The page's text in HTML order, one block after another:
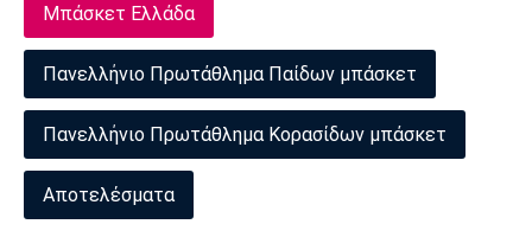
Μπάσκετ Ελλάδα
Πανελλήνιο Πρωτάθλημα Παίδων μπάσκετ
Πανελλήνιο Πρωτάθλημα Κορασίδων μπάσκετ
Αποτελέσματα